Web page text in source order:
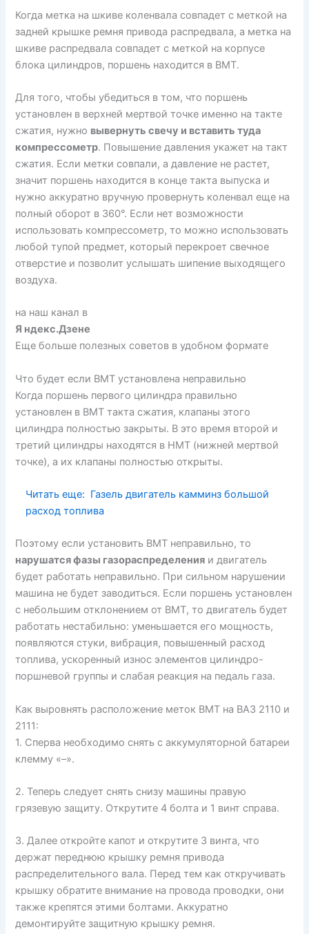
Когда метка на шкиве коленвала совпадет с меткой на
задней крышке ремня привода распредвала, а метка на
шкиве распредвала совпадет с меткой на корпусе
блока цилиндров, поршень находится в ВМТ.
Для того, чтобы убедиться в том, что поршень
установлен в верхней мертвой точке именно на такте
сжатия, нужно вывернуть свечу и вставить туда
компрессометр. Повышение давления укажет на такт
сжатия. Если метки совпали, а давление не растет,
значит поршень находится в конце такта выпуска и
нужно аккуратно вручную провернуть коленвал еще на
полный оборот в 360°. Если нет возможности
использовать компрессометр, то можно использовать
любой тупой предмет, который перекроет свечное
отверстие и позволит услышать шипение выходящего
воздуха.
на наш канал в
Я ндекс.Дзене
Еще больше полезных советов в удобном формате
Что будет если ВМТ установлена неправильно
Когда поршень первого цилиндра правильно
установлен в ВМТ такта сжатия, клапаны этого
цилиндра полностью закрыты. В это время второй и
третий цилиндры находятся в НМТ (нижней мертвой
точке), а их клапаны полностью открыты.
Читать еще: Газель двигатель камминз большой
расход топлива
Поэтому если установить ВМТ неправильно, то
нарушатся фазы газораспределения и двигатель
будет работать неправильно. При сильном нарушении
машина не будет заводиться. Если поршень установлен
с небольшим отклонением от ВМТ, то двигатель будет
работать нестабильно: уменьшается его мощность,
появляются стуки, вибрация, повышенный расход
топлива, ускоренный износ элементов цилиндро-
поршневой группы и слабая реакция на педаль газа.
Как выровнять расположение меток ВМТ на ВАЗ 2110 и
2111:
1. Сперва необходимо снять с аккумуляторной батареи
клемму «–».
2. Теперь следует снять снизу машины правую
грязевую защиту. Открутите 4 болта и 1 винт справа.
3. Далее откройте капот и открутите 3 винта, что
держат переднюю крышку ремня привода
распределительного вала. Перед тем как откручивать
крышку обратите внимание на провода проводки, они
также крепятся этими болтами. Аккуратно
демонтируйте защитную крышку ремня.